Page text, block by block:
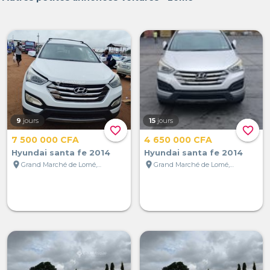
favorite_border
9 jours
7 500 000 CFA
Hyundai santa fe 2014
location_on
Grand Marché de Lomé, Lomé, Togo
favorite_border
15 jours
4 650 000 CFA
Hyundai santa fe 2014
location_on
Grand Marché de Lomé, Lomé, Togo